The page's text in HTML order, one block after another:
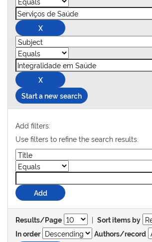
Start a new search
Add filters:
Use filters to refine the search results.
Results/Page | Sort items by
In order
Authors/record